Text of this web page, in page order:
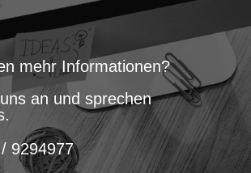
mehr Informationen?
an und sprechen
9294977